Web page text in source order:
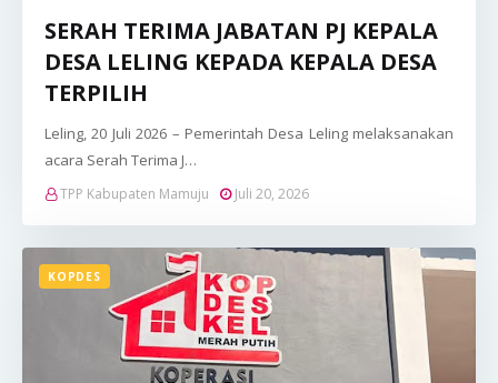
SERAH TERIMA JABATAN PJ KEPALA
DESA LELING KEPADA KEPALA DESA
TERPILIH
Leling, 20 Juli 2026 – Pemerintah Desa Leling melaksanakan
acara Serah Terima J…
TPP Kabupaten Mamuju Juli 20, 2026
KOPDES